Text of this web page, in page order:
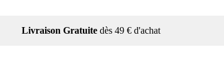
Livraison Gratuitedès 49 € d'achat